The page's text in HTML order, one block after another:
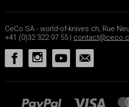
CeCo SA - world-of-knives.ch, Rue
+41 (0)32 322 97 55 |